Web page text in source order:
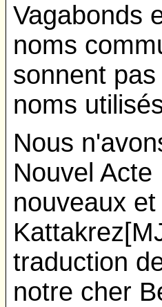
Vagabonds
noms
sonnent
noms
Nous
Nouvel
nouveaux
traduction
notre cher